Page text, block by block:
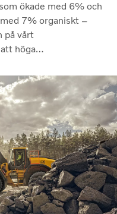
ökade med 6% och
7% organiskt –
på vårt
höga
högsta nivå under de
rörelseresultatet steg
en justerad
11,0% under andra
visar vår förmåga att
säger